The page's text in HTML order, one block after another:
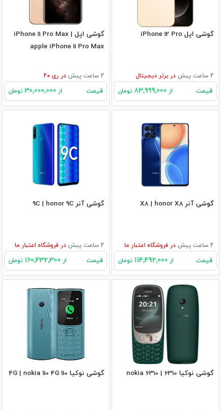
گوشی اپل iPhone 12 Pro
2 ساعت پیش در برتر دیجیتال
قیمت از تومان
گوشی اپل iPhone 11 Pro Max |
apple iPhone 11 Pro Max
2 ساعت پیش در ری 20
قیمت از تومان
گوشی آنر X8 | honor X8
2 ساعت پیش در فروشگاه اعتبار ما
قیمت از تومان
گوشی آنر 9C | honor 9C
2 ساعت پیش در فروشگاه اعتبار ما
قیمت از تومان
گوشی نوکیا 6310 | nokia 6310 گوشی نوکیا 110 4G | nokia 110 4G